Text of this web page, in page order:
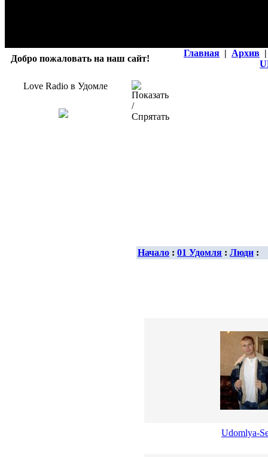
Добро пожаловать на наш сайт!
Главная | Архив |
Love Radio в Удомле
Начало : 01 Удомля : Люди :
Udomlya-